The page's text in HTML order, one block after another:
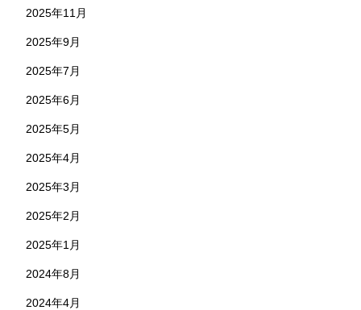
2025年11月
2025年9月
2025年7月
2025年6月
2025年5月
2025年4月
2025年3月
2025年2月
2025年1月
2024年8月
2024年4月